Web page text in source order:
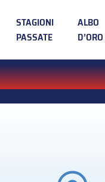
STAGIONI
PASSATE
ALBO
D’ORO